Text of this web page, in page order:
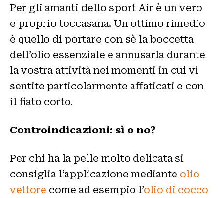
Per gli amanti dello sport Air è un vero
e proprio toccasana. Un ottimo rimedio
è quello di portare con sè la boccetta
dell’olio essenziale e annusarla durante
la vostra attività nei momenti in cui vi
sentite particolarmente affaticati e con
il fiato corto.
Controindicazioni: sì o no?
Per chi ha la pelle molto delicata si
consiglia l’applicazione mediante olio
vettore come ad esempio l’olio di cocco